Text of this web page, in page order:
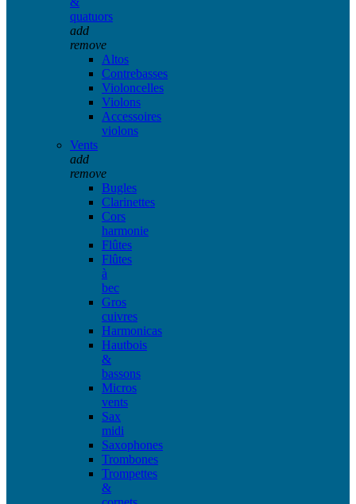
quatuors
add
remove
Altos
Contrebasses
Violoncelles
Violons
Accessoires
violons
Vents
add
remove
Bugles
Clarinettes
Cors
harmonie
Flûtes
Flûtes
à
bec
Gros
cuivres
Harmonicas
Hautbois
&
bassons
Micros
vents
Sax
midi
Saxophones
Trombones
Trompettes
&